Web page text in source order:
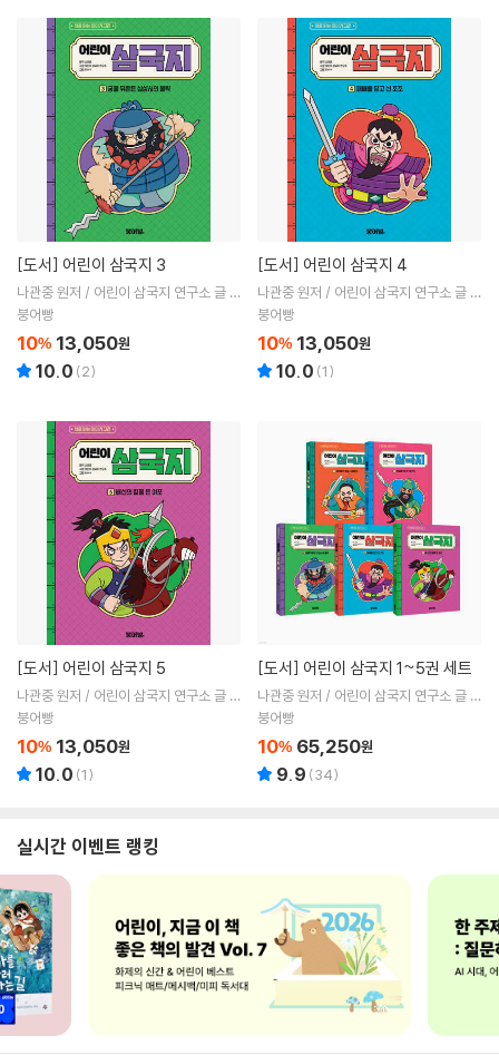
[도서] 어린이 삼국지 3
나관중 원저 / 어린이 삼국지 연구소 글 /
ㅎㅂㅆ 그림
붕어빵
10% 13,050원
10.0 (2)
[도서] 어린이 삼국지 4
나관중 원저 / 어린이 삼국지 연구소 글 /
ㅎㅂㅆ 그림
붕어빵
10% 13,050원
10.0 (1)
[도서] 어린이 삼국지 5
나관중 원저 / 어린이 삼국지 연구소 글 /
ㅎㅂㅆ 그림
붕어빵
10% 13,050원
10.0 (1)
[도서] 어린이 삼국지 1~5권 세트
나관중 원저 / 어린이 삼국지 연구소 글 /
ㅎㅂㅆ 그림
붕어빵
10% 65,250원
9.9 (34)
실시간 이벤트 랭킹